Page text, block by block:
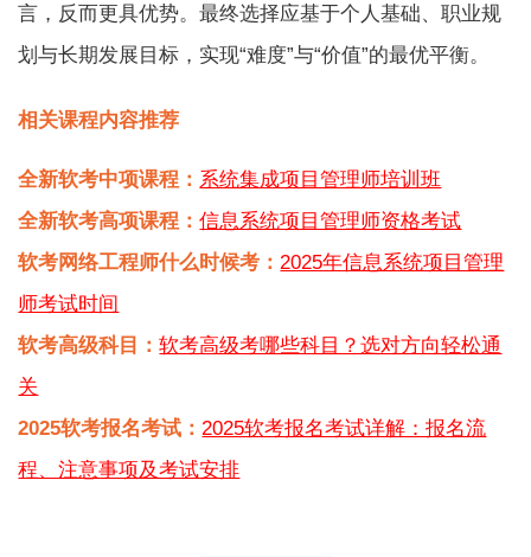
言，反而更具优势。最终选择应基于个人基础、职业规
划与长期发展目标，实现“难度”与“价值”的最优平衡。
相关课程内容推荐
全新软考中项课程： 系统集成项目管理师培训班
全新软考高项课程：信息系统项目管理师资格考试
软考网络工程师什么时候考： 2025年信息系统项目管理
师考试时间
软考高级科目：软考高级考哪些科目？选对方向轻松通
关
2025软考报名考试： 2025软考报名考试详解：报名流
程、注意事项及考试安排